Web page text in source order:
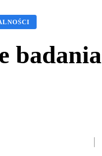
badania